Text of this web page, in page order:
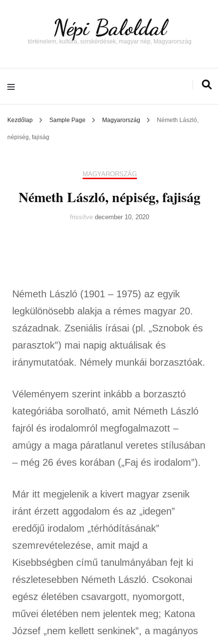
Népi Baloldal
történelem, kultúra, sorskérdések, magyar nép, Magyarország
Kezdőlap Sample Page Magyarország Németh László,
népiség, fajiság
MAGYARORSZÁG
Németh László, népiség, fajiság
frissítve december 10, 2020
Németh László (1901 – 1975) az egyik
legkülönösebb alakja a rémes magyar 20.
századnak. Zseniális írásai (pl. „Sznobok és
parasztok”) mai napig aktuálisak és
iránymutatóak. Némely munkái borzasztóak.
Véleményem szerint inkább a borzasztó
kategóriába sorolható, amit Németh László
fajról és irodalomról megfogalmazott –
amúgy a maga páratlanul veretes stílusában
– még 26 éves korában („Faj és irodalom”).
Már itt megjelenik a kivert magyar zsenik
iránt érzett aggodalom és az „idegen”
eredőjű irodalom „térhódításának”
szemrevételezése, amit majd a
Kisebbségben című tanulmányában fejt ki
részletesebben Németh László. Csokonai
egész életében csavargott, nyomorgott,
művei életében nem jelentek meg; Katona
József „nem kellett senkinek”, a magányos